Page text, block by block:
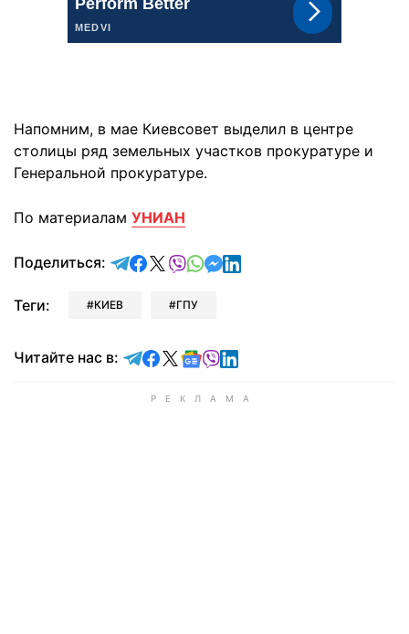
Напомним, в мае Киевсовет выделил в центре
столицы ряд земельных участков прокуратуре и
Генеральной прокуратуре.
По материалам УНИАН
Поделиться: отправить в Telegram
поделиться в Facebook
поделиться в X
отправить в Viber
отправить в Whatsapp
отправить в Messenger
отправить в LinkedIn
Теги: КИЕВ ГПУ
Читайте нас в: Читайте в Telegram
Читайте в Facebook
Читайте в X
Читайте в Google news
Читайте в Viber
Читайте в LinkedIn